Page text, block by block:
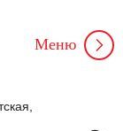
Меню